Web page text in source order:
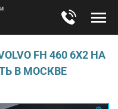
FH 460 6X2 НА
В МОСКВЕ